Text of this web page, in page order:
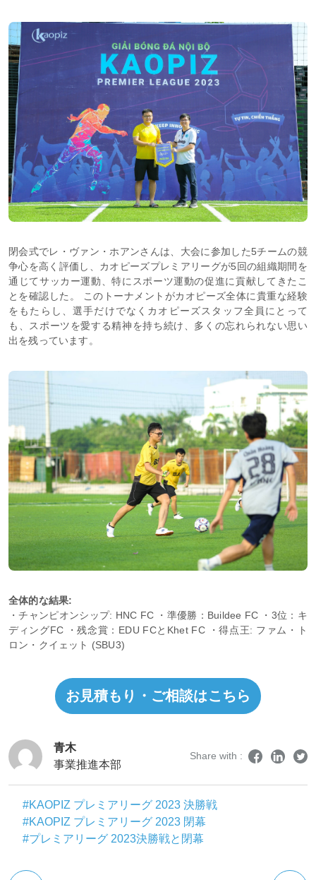
閉会式でレ・ヴァン・ホアンさんは、大会に参加した5チームの競
争心を高く評価し、カオピーズプレミアリーグが5回の組織期間を
通じてサッカー運動、特にスポーツ運動の促進に貢献してきたこ
とを確認した。 このトーナメントがカオピーズ全体に貴重な経験
をもたらし、選手だけでなくカオピーズスタッフ全員にとって
も、スポーツを愛する精神を持ち続け、多くの忘れられない思い
出を残っています。
全体的な結果:
・チャンピオンシップ: HNC FC ・準優勝：Buildee FC ・3位：キ
ディングFC ・残念賞：EDU FCとKhet FC ・得点王: ファム・ト
ロン・クイェット (SBU3)
お見積もり・ご相談はこちら
青木
事業推進本部
Share with :
#KAOPIZ プレミアリーグ 2023 決勝戦
#KAOPIZ プレミアリーグ 2023 閉幕
#プレミアリーグ 2023決勝戦と閉幕